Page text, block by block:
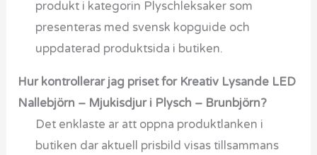
produkt i kategorin Plyschleksaker som
presenteras med svensk kopguide och
uppdaterad produktsida i butiken.
Hur kontrollerar jag priset for Kreativ Lysande LED
Nallebjörn – Mjukisdjur i Plysch – Brunbjörn?
Det enklaste ar att oppna produktlanken i
butiken dar aktuell prisbild visas tillsammans